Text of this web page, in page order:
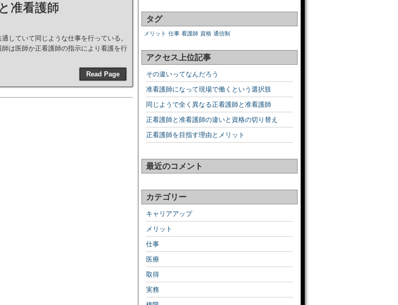
准看護師
していて同じような仕事を行っている。
は医師か正看護師の指示により看護を行
Read Page
タグ
メリット 仕事 看護師 資格 通信制
アクセス上位記事
その違いってなんだろう
准看護師になって現場で働くという選択肢
同じようで全く異なる正看護師と准看護師
正看護師と准看護師の違いと資格の切り替え
正看護師を目指す理由とメリット
最近のコメント
カテゴリー
キャリアアップ
メリット
仕事
医療
取得
実務